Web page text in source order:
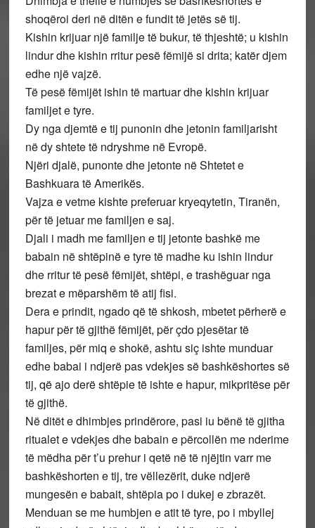
shoqëroi deri në ditën e fundit të jetës së tij.
Kishin krijuar një familje të bukur, të thjeshtë; u kishin
lindur dhe kishin rritur pesë fëmijë si drita; katër djem
edhe një vajzë.
Të pesë fëmijët ishin të martuar dhe kishin krijuar
familjet e tyre.
Dy nga djemtë e tij punonin dhe jetonin familjarisht
në dy shtete të ndryshme në Evropë.
Njëri djalë, punonte dhe jetonte në Shtetet e
Bashkuara të Amerikës.
Vajza e vetme kishte preferuar kryeqytetin, Tiranën,
për të jetuar me familjen e saj.
Djali i madh me familjen e tij jetonte bashkë me
babain në shtëpinë e tyre të madhe ku ishin lindur
dhe rritur të pesë fëmijët, shtëpi, e trashëguar nga
brezat e mëparshëm të atij fisi.
Dera e prindit, ngado që të shkosh, mbetet përherë e
hapur për të gjithë fëmijët, për çdo pjesëtar të
familjes, për miq e shokë, ashtu siç ishte munduar
edhe babai i ndjerë pas vdekjes së bashkëshortes së
tij, që ajo derë shtëpie të ishte e hapur, mikpritëse për
të gjithë.
Në ditët e dhimbjes prindërore, pasi iu bënë të gjitha
ritualet e vdekjes dhe babain e përcollën me nderime
të mëdha për t’u prehur i qetë në të njëjtin varr me
bashkëshorten e tij, tre vëllezërit, duke ndjerë
mungesën e babait, shtëpia po i dukej e zbrazët.
Menduan se me humbjen e atit të tyre, po i mbyllej